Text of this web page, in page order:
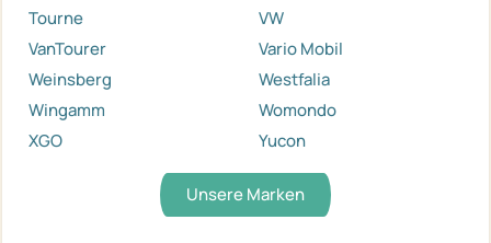
Tourne
VW
VanTourer
Vario Mobil
Weinsberg
Westfalia
Wingamm
Womondo
XGO
Yucon
Unsere Marken